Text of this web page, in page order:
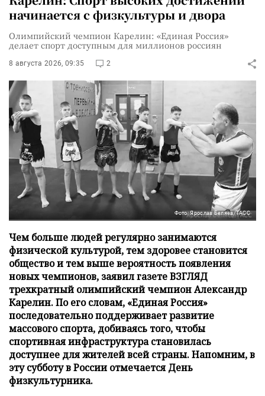
начинается с физкультуры и двора
Олимпийский чемпион Карелин: «Единая Россия»
делает спорт доступным для миллионов россиян
8 августа 2026, 09:35 2
Фото: Ярослав Беляев/ТАСС
Чем больше людей регулярно занимаются
физической культурой, тем здоровее становится
общество и тем выше вероятность появления
новых чемпионов, заявил газете ВЗГЛЯД
трехкратный олимпийский чемпион Александр
Карелин. По его словам, «Единая Россия»
последовательно поддерживает развитие
массового спорта, добиваясь того, чтобы
спортивная инфраструктура становилась
доступнее для жителей всей страны. Напомним, в
эту субботу в России отмечается День
физкультурника.